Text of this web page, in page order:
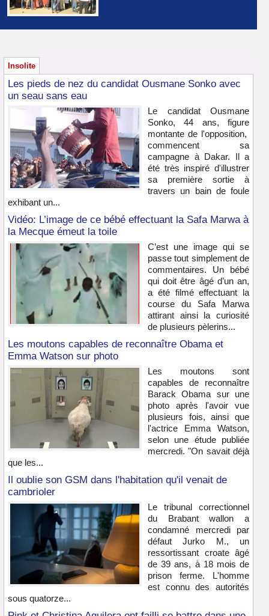
Insolite
Les pieds de nez du candidat Ousmane Sonko avec
un seau sans eau
Le candidat Ousmane
Sonko, 44 ans, figure
montante de l'opposition,
commencent sa
campagne à Dakar. Il a
été très inspiré d'illustrer
sa première sortie à
travers un bain de foule
exhibant un...
Vidéo: L’image de ce bébé effectuant la Safa Marwa à
la Mecque émeut la toile
C’est une image qui se
passe tout simplement de
commentaires. Un bébé
qui doit être âgé d’un an,
a été filmé effectuant la
course du Safa Marwa
attirant ainsi la curiosité
de plusieurs pèlerins...
Les moutons capables de reconnaître Obama et
Emma Watson sur photo
Les moutons sont
capables de reconnaître
Barack Obama sur une
photo après l'avoir vue
plusieurs fois, ainsi que
l'actrice Emma Watson,
selon une étude publiée
mercredi. "On savait déjà
que les...
Il oublie son GSM dans l'habitation qu'il venait de
cambrioler
Le tribunal correctionnel
du Brabant wallon a
condamné mercredi par
défaut Jurko M., un
ressortissant croate âgé
de 39 ans, à 18 mois de
prison ferme. L'homme
est connu des autorités
sous quatorze...